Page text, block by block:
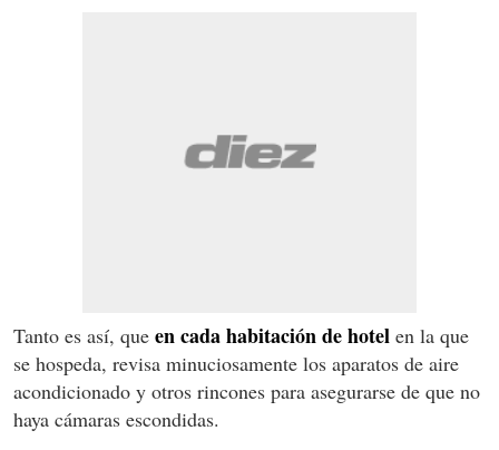
Tanto es así, que en cada habitación de hotel en la que
se hospeda, revisa minuciosamente los aparatos de aire
acondicionado y otros rincones para asegurarse de que no
haya cámaras escondidas.